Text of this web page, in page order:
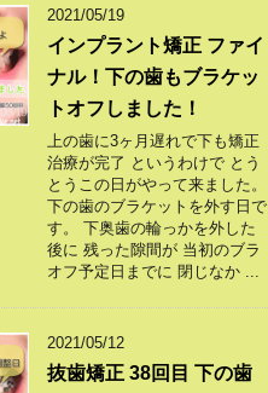
2021/05/19
インプラント矯正 ファイ
ナル！下の歯もブラケッ
トオフしました！
上の歯に3ヶ月遅れで下も矯正
治療が完了 というわけで とう
とうこの日がやって来ました。
下の歯のブラケットを外す日で
す。 下奥歯の輪っかを外した
後に 残った隙間が 当初のブラ
オフ予定日までに 閉じなか ...
2021/05/12
抜歯矯正 38回目 下の歯